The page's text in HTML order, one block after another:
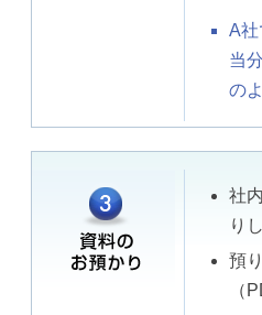
A社
当
の
社
り
預
（